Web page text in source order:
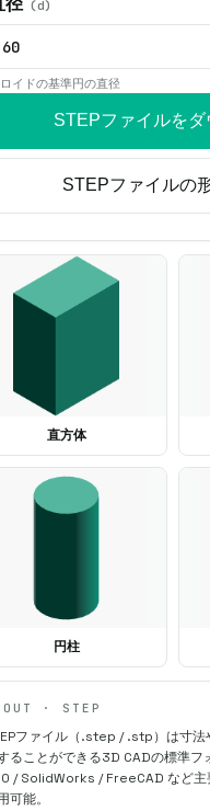
(d)
イドの基準円の直径
STEPファイルをダ
STEPファイルの
直方体
円柱
· STEP
ファイル（.step / .stp）は寸法
ることができる3D CADの標準
/ SolidWorks / FreeCAD など主
可能。